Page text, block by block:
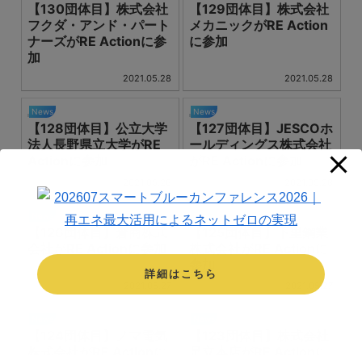
【130団体目】株式会社
フクダ・アンド・パート
ナーズがRE Actionに参
加
2021.05.28
【129団体目】株式会社
メカニックがRE Action
に参加
2021.05.28
News
【128団体目】公立大学
法人長野県立大学がRE
News
【127団体目】JESCOホ
ールディングス株式会社
【126団体目】倉商株式
News
【125団体目】下里鋼業
2021.05.27